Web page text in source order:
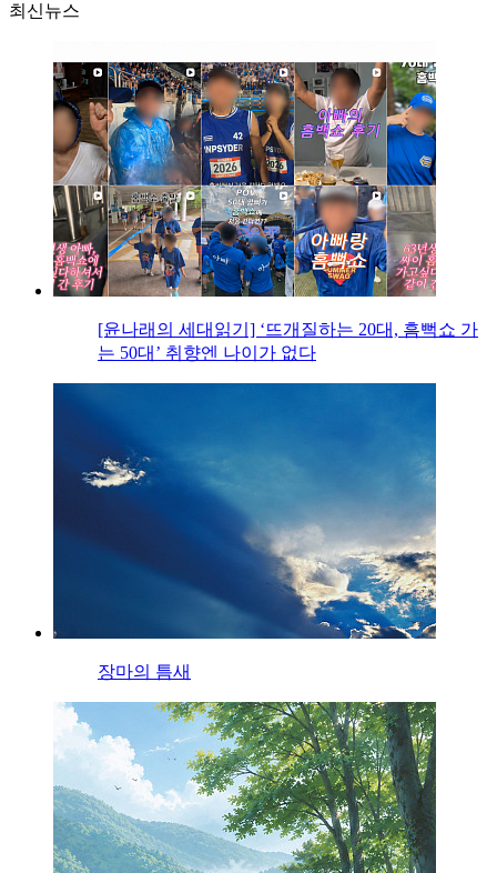
최신뉴스
[윤나래의 세대읽기] ‘뜨개질하는 20대, 흠뻑쇼 가
는 50대’ 취향엔 나이가 없다
장마의 틈새